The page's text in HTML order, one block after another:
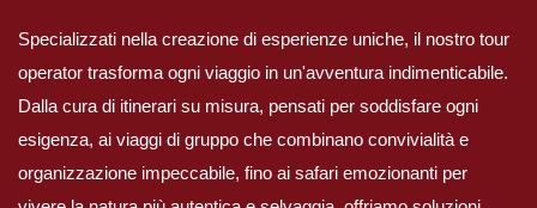
Specializzati nella creazione di esperienze uniche, il nostro tour
operator trasforma ogni viaggio in un'avventura indimenticabile.
Dalla cura di itinerari su misura, pensati per soddisfare ogni
esigenza, ai viaggi di gruppo che combinano convivialità e
organizzazione impeccabile, fino ai safari emozionanti per